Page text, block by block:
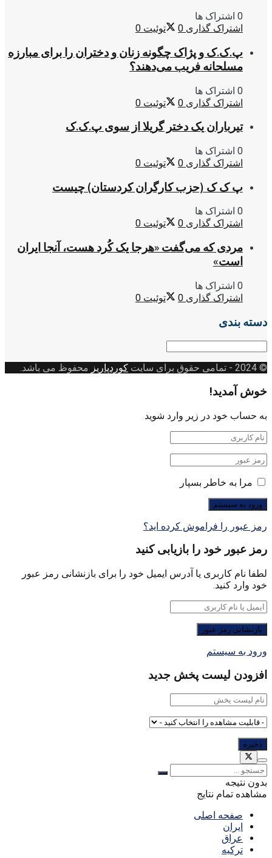
0 اشتراک ها
اشتراک گذاری 0 توئیت 0
پ.ک.ک و پژاک چگونه زنان و دختران را برای مبارزه
مسلحانه فریب می‌دهند؟
0 اشتراک ها
اشتراک گذاری 0 توئیت 0
تیرباران یک دختر گریلا از سوی پ.ک.ک
0 اشتراک ها
اشتراک گذاری 0 توئیت 0
پ ک ک (حزب کارگران کردستان) چیست
0 اشتراک ها
اشتراک گذاری 0 توئیت 0
مردی که می‌گفت «هرجا یک کُرد هست، آنجا ایران
است»
0 اشتراک ها
اشتراک گذاری 0 توئیت 0
دسته بندی
© 2024
- تمامی حقوق برای سایت کوردپاریز محفوظ می باشد.
خوش آمدید!
به حساب خود در زیر وارد شوید
مرا به خاطر بسپار
رمز عبور را فراموش کرده اید؟
رمز عبور خود را بازیابی کنید
لطفا نام کاربری یا آدرس ایمیل خود را برای بازنشانی رمز عبور
خود وارد کنید.
ورود به سیستم
افزودن لیست پخش جدید
بدون نتیجه
مشاهده تمام نتایج
صفحه اصلی
ایران
عراق
ترکیه